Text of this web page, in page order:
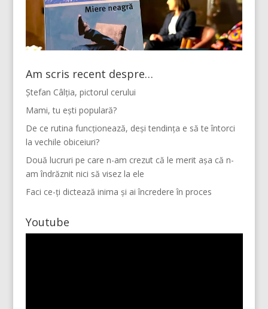
Am scris recent despre…
Ștefan Câlția, pictorul cerului
Mami, tu ești populară?
De ce rutina funcționează, deși tendința e să te întorci
la vechile obiceiuri?
Două lucruri pe care n-am crezut că le merit așa că n-
am îndrăznit nici să visez la ele
Faci ce-ți dictează inima și ai încredere în proces
Youtube